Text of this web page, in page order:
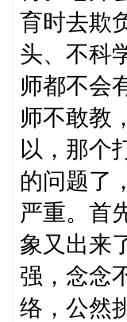
育时去欺
头、不科
师都不会
师不敢教
以，那个
的问题了
严重。首
象又出来
强，念念
络，公然